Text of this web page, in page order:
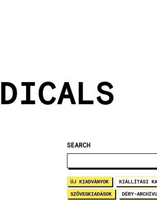
SEARCH
ÚJ KIADVÁNYOK KIÁLLÍTÁSI
SZÖVEGKIADÁSOK DÉRY-